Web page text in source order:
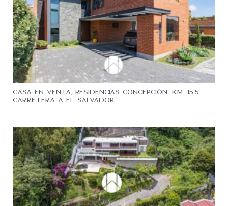
Casa en Venta, Residencias Concepción, Km. 15.5
Carretera a El Salvador.